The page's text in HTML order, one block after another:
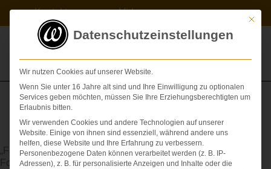
springen
Kontakt Videos
Epilepsie
„Fallsucht“, Krampfanfälle. Sie kann zu erheblichen
Folgeschäden führen, wie etwa: Müdigkeit, Kopfschmerz,
Mit
Datenschutzeinstellungen
Wir nutzen Cookies auf unserer Website.
Wenn Sie unter 16 Jahre alt sind und Ihre Einwilligung zu optionalen
Services geben möchten, müssen Sie Ihre Erziehungsberechtigten um
Erlaubnis bitten.
Wir verwenden Cookies und andere Technologien auf unserer
Website. Einige von ihnen sind essenziell, während andere uns
helfen, diese Website und Ihre Erfahrung zu verbessern.
Personenbezogene Daten können verarbeitet werden (z. B. IP-
Adressen), z. B. für personalisierte Anzeigen und Inhalte oder die